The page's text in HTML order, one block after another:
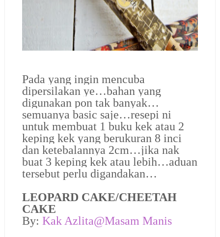
Pada yang ingin mencuba
dipersilakan ye…bahan yang
digunakan pon tak banyak…
semuanya basic saje…resepi ni
untuk membuat 1 buku kek atau 2
keping kek yang berukuran 8 inci
dan ketebalannya 2cm…jika nak
buat 3 keping kek atau lebih…aduan
tersebut perlu digandakan…
LEOPARD CAKE/CHEETAH
CAKE
By: Kak Azlita@Masam Manis